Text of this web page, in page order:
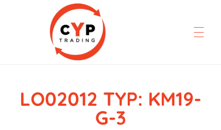
CYP Trading
Professionelle Ersatzteilbeschaffung
LO02012 TYP: KM19-
G-3